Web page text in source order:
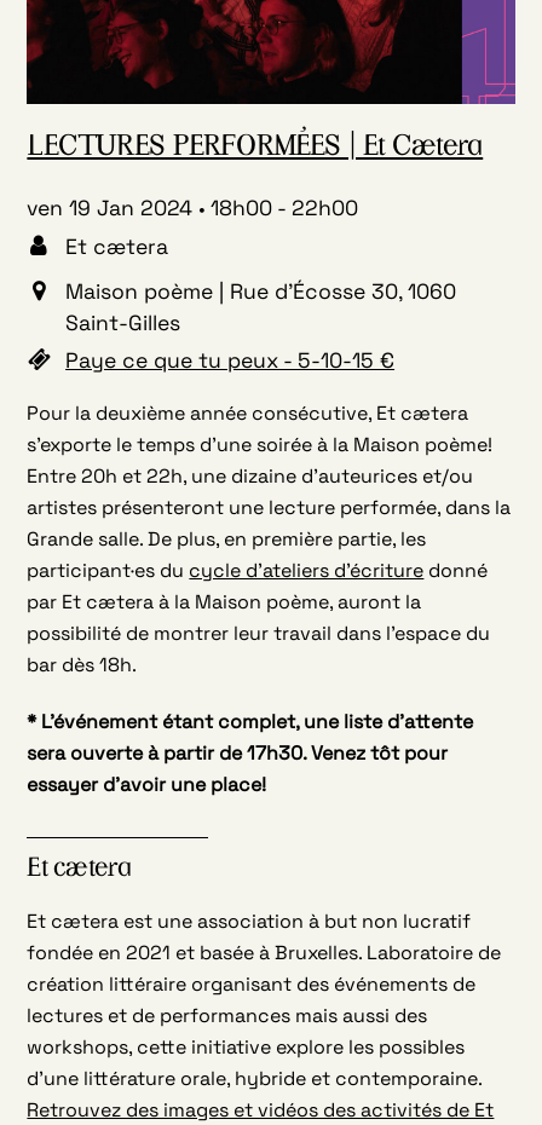
LECTURES PERFORMÉES | Et Cætera
ven 19 Jan 2024 18h00 - 22h00
Et cætera
Maison poème | Rue d'Écosse 30, 1060
Saint-Gilles
Paye ce que tu peux - 5-10-15 €
Pour la deuxième année consécutive, Et cætera
s’exporte le temps d’une soirée à la Maison poème!
Entre 20h et 22h, une dizaine d’auteurices et/ou
artistes présenteront une lecture performée, dans la
Grande salle. De plus, en première partie, les
participant·es du cycle d’ateliers d’écriture donné
par Et cætera à la Maison poème, auront la
possibilité de montrer leur travail dans l’espace du
bar dès 18h.
* L’événement étant complet, une liste d’attente
sera ouverte à partir de 17h30. Venez tôt pour
essayer d’avoir une place!
Et cætera
Et cætera est une association à but non lucratif
fondée en 2021 et basée à Bruxelles. Laboratoire de
création littéraire organisant des événements de
lectures et de performances mais aussi des
workshops, cette initiative explore les possibles
d’une littérature orale, hybride et contemporaine.
Retrouvez des images et vidéos des activités de Et